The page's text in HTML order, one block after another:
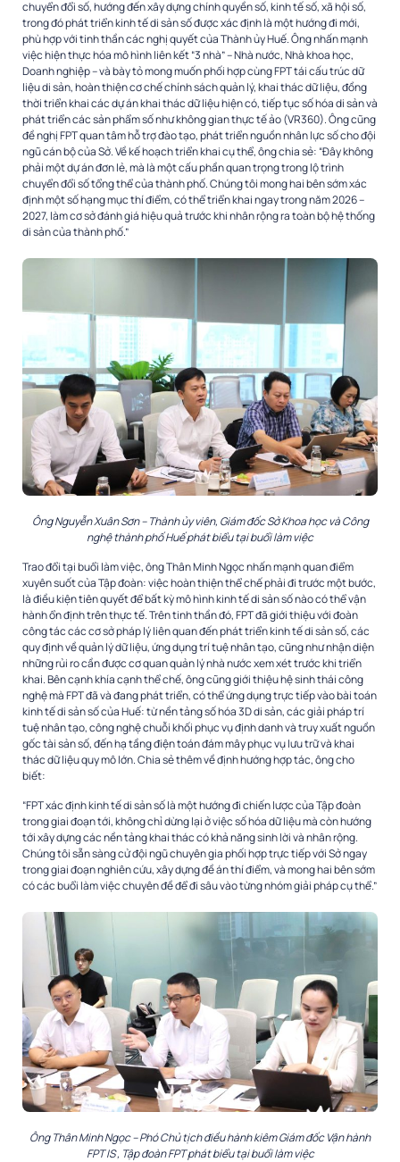
chuyển đổi số, hướng đến xây dựng chính quyền số, kinh tế số, xã hội số,
trong đó phát triển kinh tế di sản số được xác định là một hướng đi mới,
phù hợp với tinh thần các nghị quyết của Thành ủy Huế. Ông nhấn mạnh
việc hiện thực hóa mô hình liên kết “3 nhà” – Nhà nước, Nhà khoa học,
Doanh nghiệp – và bày tỏ mong muốn phối hợp cùng FPT tái cấu trúc dữ
liệu di sản, hoàn thiện cơ chế chính sách quản lý, khai thác dữ liệu, đồng
thời triển khai các dự án khai thác dữ liệu hiện có, tiếp tục số hóa di sản và
phát triển các sản phẩm số như không gian thực tế ảo (VR360). Ông cũng
đề nghị FPT quan tâm hỗ trợ đào tạo, phát triển nguồn nhân lực số cho đội
ngũ cán bộ của Sở. Về kế hoạch triển khai cụ thể, ông chia sẻ: “Đây không
phải một dự án đơn lẻ, mà là một cấu phần quan trọng trong lộ trình
chuyển đổi số tổng thể của thành phố. Chúng tôi mong hai bên sớm xác
định một số hạng mục thí điểm, có thể triển khai ngay trong năm 2026 –
2027, làm cơ sở đánh giá hiệu quả trước khi nhân rộng ra toàn bộ hệ thống
di sản của thành phố.”
Ông Nguyễn Xuân Sơn – Thành ủy viên, Giám đốc Sở Khoa học và Công
nghệ thành phố Huế phát biểu tại buổi làm việc
Trao đổi tại buổi làm việc, ông Thân Minh Ngọc nhấn mạnh quan điểm
xuyên suốt của Tập đoàn: việc hoàn thiện thể chế phải đi trước một bước,
là điều kiện tiên quyết để bất kỳ mô hình kinh tế di sản số nào có thể vận
hành ổn định trên thực tế. Trên tinh thần đó, FPT đã giới thiệu với đoàn
công tác các cơ sở pháp lý liên quan đến phát triển kinh tế di sản số, các
quy định về quản lý dữ liệu, ứng dụng trí tuệ nhân tạo, cũng như nhận diện
những rủi ro cần được cơ quan quản lý nhà nước xem xét trước khi triển
khai. Bên cạnh khía cạnh thể chế, ông cũng giới thiệu hệ sinh thái công
nghệ mà FPT đã và đang phát triển, có thể ứng dụng trực tiếp vào bài toán
kinh tế di sản số của Huế: từ nền tảng số hóa 3D di sản, các giải pháp trí
tuệ nhân tạo, công nghệ chuỗi khối phục vụ định danh và truy xuất nguồn
gốc tài sản số, đến hạ tầng điện toán đám mây phục vụ lưu trữ và khai
thác dữ liệu quy mô lớn. Chia sẻ thêm về định hướng hợp tác, ông cho
biết:
“FPT xác định kinh tế di sản số là một hướng đi chiến lược của Tập đoàn
trong giai đoạn tới, không chỉ dừng lại ở việc số hóa dữ liệu mà còn hướng
tới xây dựng các nền tảng khai thác có khả năng sinh lời và nhân rộng.
Chúng tôi sẵn sàng cử đội ngũ chuyên gia phối hợp trực tiếp với Sở ngay
trong giai đoạn nghiên cứu, xây dựng đề án thí điểm, và mong hai bên sớm
có các buổi làm việc chuyên đề để đi sâu vào từng nhóm giải pháp cụ thể.”
Ông Thân Minh Ngọc – Phó Chủ tịch điều hành kiêm Giám đốc Vận hành
FPT IS , Tập đoàn FPT phát biểu tại buổi làm việc